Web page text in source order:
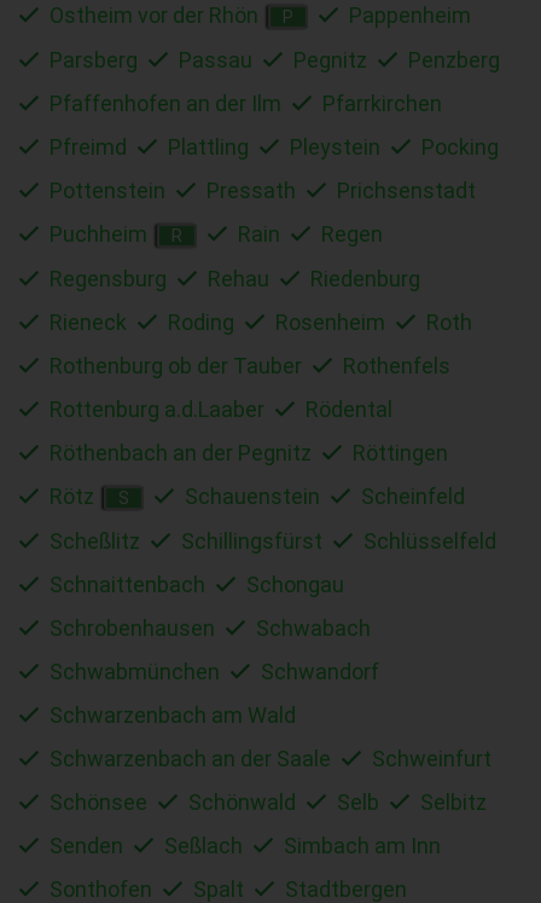
Ostheim vor der Rhön
P
Pappenheim
Parsberg
Passau Pegnitz
Penzberg
Pfaffenhofen an der Ilm
Pfarrkirchen
Pfreimd
Plattling Pleystein
Pocking
Pottenstein
Pressath
Prichsenstadt
Puchheim
R Rain
Regen
Regensburg
Rehau
Riedenburg
Rieneck
Roding Rosenheim
Roth
Rothenburg ob der Tauber
Rothenfels
Rottenburg a.d.Laaber
Rödental
Röthenbach an der Pegnitz
Röttingen
Rötz
S Schauenstein
Scheinfeld
Scheßlitz
Schillingsfürst
Schlüsselfeld
Schnaittenbach
Schongau
Schrobenhausen
Schwabach
Schwabmünchen
Schwandorf
Schwarzenbach am Wald
Schwarzenbach an der Saale
Schweinfurt
Schönsee
Schönwald Selb
Selbitz
Senden
Seßlach
Simbach am Inn
Sonthofen
Spalt
Stadtbergen